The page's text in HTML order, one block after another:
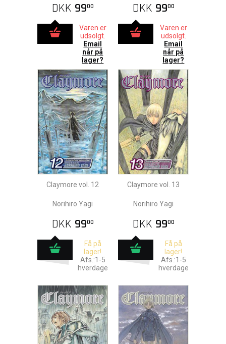
DKK 9900
Varen er
udsolgt.
Email
når på
lager?
DKK 9900
Varen er
udsolgt.
Email
når på
lager?
Claymore vol. 12
Norihiro Yagi
DKK 9900
Få på
lager!
Afs.:1-5
hverdage
Claymore vol. 13
Norihiro Yagi
DKK 9900
Få på
lager!
Afs.:1-5
hverdage